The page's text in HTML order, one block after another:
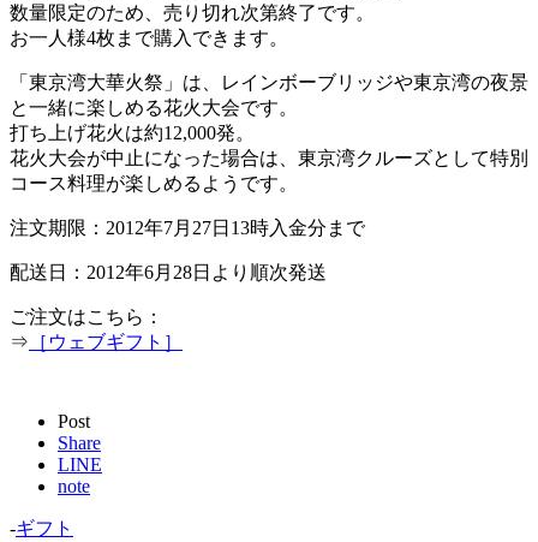
数量限定のため、売り切れ次第終了です。
お一人様4枚まで購入できます。
「東京湾大華火祭」は、レインボーブリッジや東京湾の夜景
と一緒に楽しめる花火大会です。
打ち上げ花火は約12,000発。
花火大会が中止になった場合は、東京湾クルーズとして特別
コース料理が楽しめるようです。
注文期限：2012年7月27日13時入金分まで
配送日：2012年6月28日より順次発送
ご注文はこちら：
⇒ ［ウェブギフト］
Post
Share
LINE
note
-ギフト